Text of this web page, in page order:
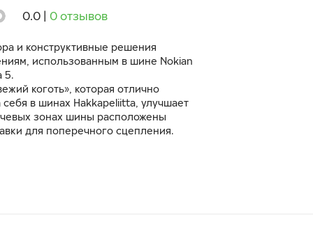
0.0 0 отзывов
и конструктивные решения
использованным в шине Nokian
5.
коготь», которая отлично
в шинах Hakkapeliitta, улучшает
зонах шины расположены
для поперечного сцепления.